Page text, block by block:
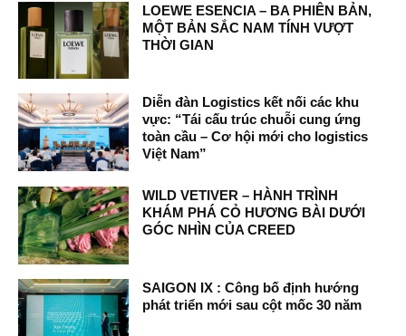
LOEWE ESENCIA – BA PHIÊN BẢN,
MỘT BẢN SẮC NAM TÍNH VƯỢT
THỜI GIAN
Diễn đàn Logistics kết nối các khu
vực: “Tái cấu trúc chuỗi cung ứng
toàn cầu – Cơ hội mới cho logistics
Việt Nam”
WILD VETIVER – HÀNH TRÌNH
KHÁM PHÁ CỎ HƯƠNG BÀI DƯỚI
GÓC NHÌN CỦA CREED
SAIGON IX : Công bố định hướng
phát triển mới sau cột mốc 30 năm